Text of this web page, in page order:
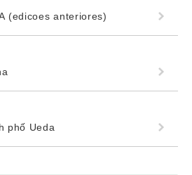
(edicoes anteriores)
phố Ueda